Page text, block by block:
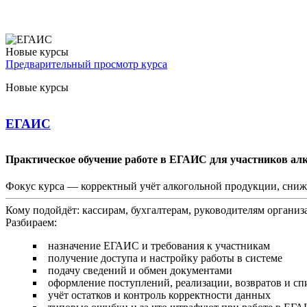
Новые курсы
Предварительный просмотр курса
Новые курсы
ЕГАИС
Практическое обучение работе в ЕГАИС для участников
Фокус курса — корректный учёт алкогольной продукции,
Кому подойдёт: кассирам, бухгалтерам, руководителям
Разбираем:
назначение ЕГАИС и требования к участникам
получение доступа и настройку работы в системе
подачу сведений и обмен документами
оформление поступлений, реализации, возвратов и
учёт остатков и контроль корректности данных